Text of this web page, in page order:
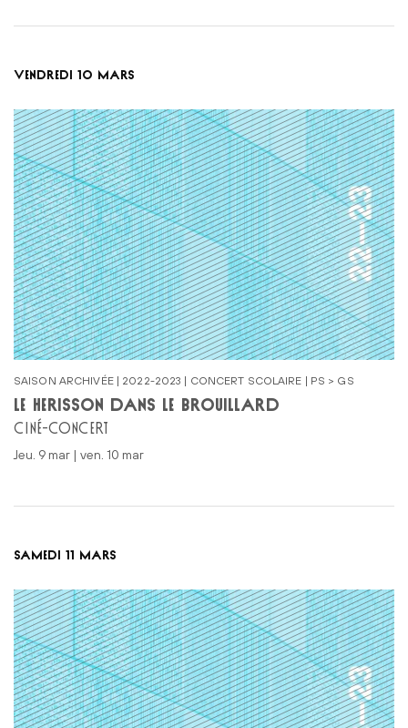
VENDREDI 10 MARS
SAISON ARCHIVÉE | 2022-2023 | CONCERT SCOLAIRE | PS > GS
LE HÉRISSON DANS LE BROUILLARD
CINÉ-CONCERT
jeu. 9 mar | ven. 10 mar
SAMEDI 11 MARS